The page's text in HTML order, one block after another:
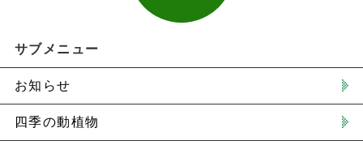
サブメニュー
お知らせ
四季の動植物